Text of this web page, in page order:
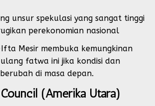
unsur spekulasi yang sangat tinggi
perekonomian nasional
Mesir membuka kemungkinan
fatwa ini jika kondisi dan
di masa depan.
(Amerika Utara)